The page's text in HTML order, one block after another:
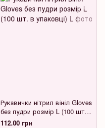
Рукавички нітрил вініл Gloves
без пудри розмір L (100 шт. в
упаковці)
112.00 грн